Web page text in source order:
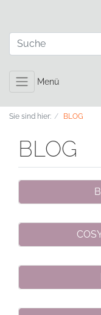
Menü
Sie sind hier: BLOG
BLOG